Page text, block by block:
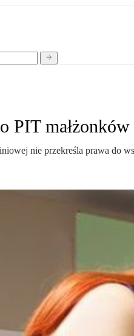
PIT małżonków
nie przekreśla prawa do